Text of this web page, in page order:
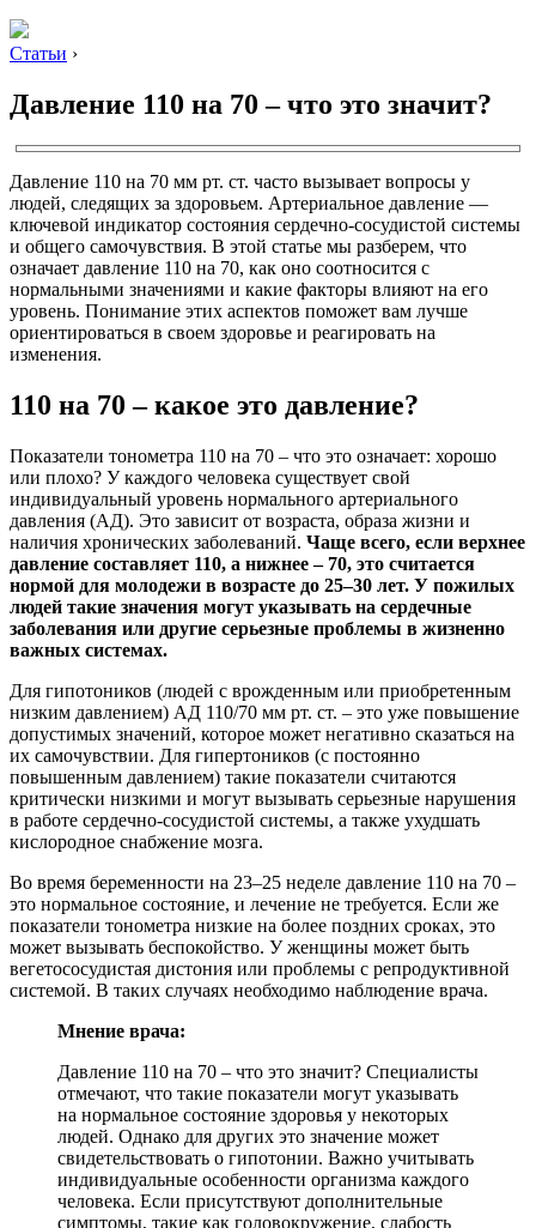
Статьи ›
Давление 110 на 70 – что это значит?
Давление 110 на 70 мм рт. ст. часто вызывает вопросы у
людей, следящих за здоровьем. Артериальное давление —
ключевой индикатор состояния сердечно-сосудистой системы
и общего самочувствия. В этой статье мы разберем, что
означает давление 110 на 70, как оно соотносится с
нормальными значениями и какие факторы влияют на его
уровень. Понимание этих аспектов поможет вам лучше
ориентироваться в своем здоровье и реагировать на
изменения.
110 на 70 – какое это давление?
Показатели тонометра 110 на 70 – что это означает: хорошо
или плохо? У каждого человека существует свой
индивидуальный уровень нормального артериального
давления (АД). Это зависит от возраста, образа жизни и
наличия хронических заболеваний. Чаще всего, если верхнее
давление составляет 110, а нижнее – 70, это считается
нормой для молодежи в возрасте до 25–30 лет. У пожилых
людей такие значения могут указывать на сердечные
заболевания или другие серьезные проблемы в жизненно
важных системах.
Для гипотоников (людей с врожденным или приобретенным
низким давлением) АД 110/70 мм рт. ст. – это уже повышение
допустимых значений, которое может негативно сказаться на
их самочувствии. Для гипертоников (с постоянно
повышенным давлением) такие показатели считаются
критически низкими и могут вызывать серьезные нарушения
в работе сердечно-сосудистой системы, а также ухудшать
кислородное снабжение мозга.
Во время беременности на 23–25 неделе давление 110 на 70 –
это нормальное состояние, и лечение не требуется. Если же
показатели тонометра низкие на более поздних сроках, это
может вызывать беспокойство. У женщины может быть
вегетососудистая дистония или проблемы с репродуктивной
системой. В таких случаях необходимо наблюдение врача.
Мнение врача:
Давление 110 на 70 – что это значит? Специалисты
отмечают, что такие показатели могут указывать
на нормальное состояние здоровья у некоторых
людей. Однако для других это значение может
свидетельствовать о гипотонии. Важно учитывать
индивидуальные особенности организма каждого
человека. Если присутствуют дополнительные
симптомы, такие как головокружение, слабость